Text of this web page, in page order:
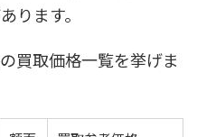
ります。
買取価格一覧を挙げま